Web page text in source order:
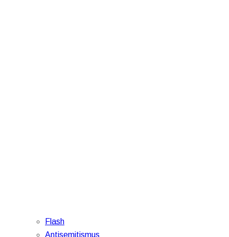
Flash
Antisemitismus